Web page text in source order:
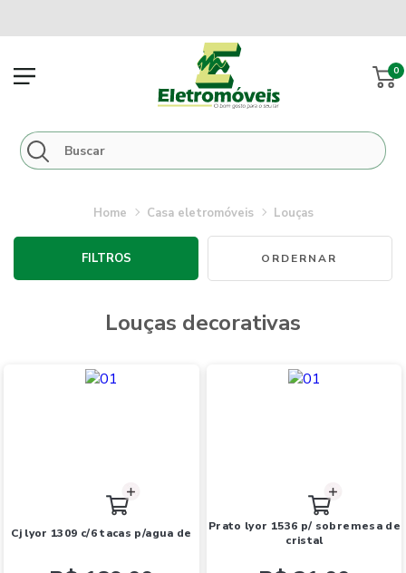
0
casa eletromóveis louças
louças decorativas
FILTROS
cj lyor 1309 c/6 tacas p/agua de
prato lyor 1536 p/ sobremesa de
cristal